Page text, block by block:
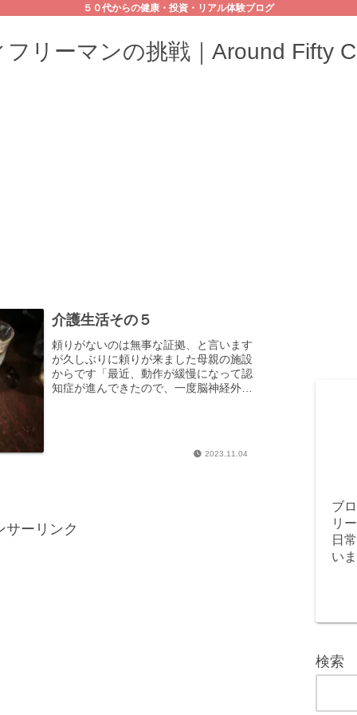
５０代からの健康・投資・リアル体験ブログ
リーマンの挑戦｜Around Fifty
介護生活その５
頼りがないのは無事な証拠、と言います
が久しぶりに頼りが来ました母親の施設
からです「最近、動作が緩慢になって認
知症が進んできたので、一度脳神経外科
2023.11.04
サーリンク
ブ
リ
日
い
検索